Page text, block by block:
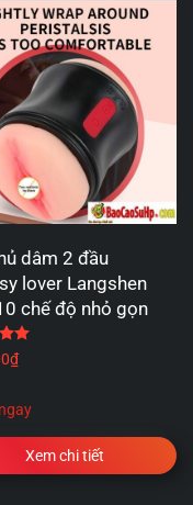
dâm 2 đầu
lover Langshen
chế độ nhỏ gọn
₫
Xem chi tiết